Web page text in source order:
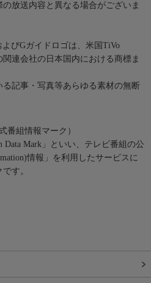
放送内容と異なる場合がございま
びGガイドロゴは、米国TiVo
連会社の日本国内における商標ま
記事・写真等あらゆる素材の無断
番組情報マーク）
Data Mark」といい、テレビ番組の公
情報」を利用したサービスに
す。